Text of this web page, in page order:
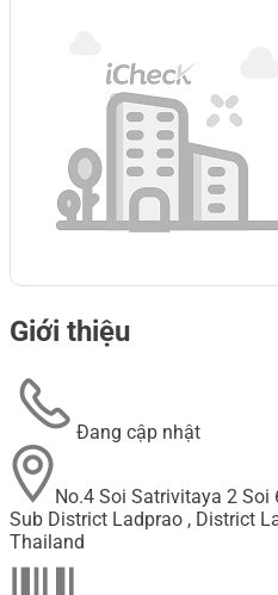
Giới thiệu
Đang cập nhật
No.4 Soi Satrivitaya 2 Soi
Sub District Ladprao , District
Thailand